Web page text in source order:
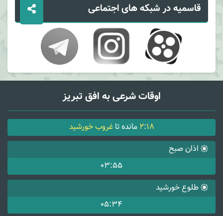
قاسمیه در شبکه های اجتماعی
اوقات شرعی به افق تبریز
2:18 مانده تاغروب خورشید
اذان صبح
03:55
طلوع خورشید
05:34